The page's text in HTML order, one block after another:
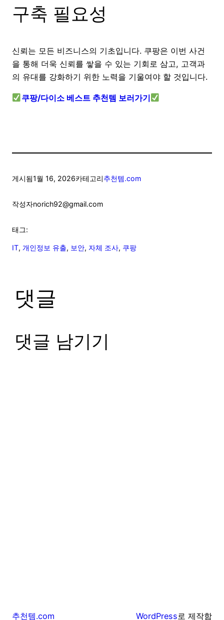
구축 필요성
신뢰는 모든 비즈니스의 기초입니다. 쿠팡은 이번 사건
을 통해 더욱 신뢰를 쌓을 수 있는 기회로 삼고, 고객과
의 유대를 강화하기 위한 노력을 기울여야 할 것입니다.
쿠팡/다이소 베스트 추천템 보러가기
게시됨1월 16, 2026카테고리추천템.com
작성자norich92@gmail.com
태그:
IT, 개인정보 유출, 보안, 자체 조사, 쿠팡
댓글
댓글 남기기
추천템.com WordPress로 제작함